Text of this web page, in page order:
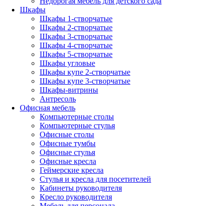
Шкафы
Шкафы 1-створчатые
Шкафы 2-створчатые
Шкафы 3-створчатые
Шкафы 4-створчатые
Шкафы 5-створчатые
Шкафы угловые
Шкафы купе 2-створчатые
Шкафы купе 3-створчатые
Шкафы-витрины
Антресоль
Офисная мебель
Компьютерные столы
Компьютерные стулья
Офисные столы
Офисные тумбы
Офисные стулья
Офисные кресла
Геймерские кресла
Стулья и кресла для посетителей
Кабинеты руководителя
Кресло руководителя